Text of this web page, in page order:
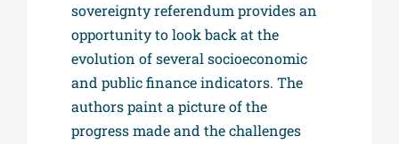
sovereignty referendum provides an
opportunity to look back at the
evolution of several socioeconomic
and public finance indicators. The
authors paint a picture of the
progress made and the challenges